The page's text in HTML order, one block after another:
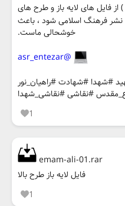
فایل های لایه باز و طرح های
نشر فرهنگ اسلامی شود ، باعث
خوشحالی ماست.
@asr_entezar
#شهدا #شهادت #راهیان_نور
#نقاشی #نقاشی_شهدا
1
emam-ali-01.rar
فایل لایه باز طرح بالا
1